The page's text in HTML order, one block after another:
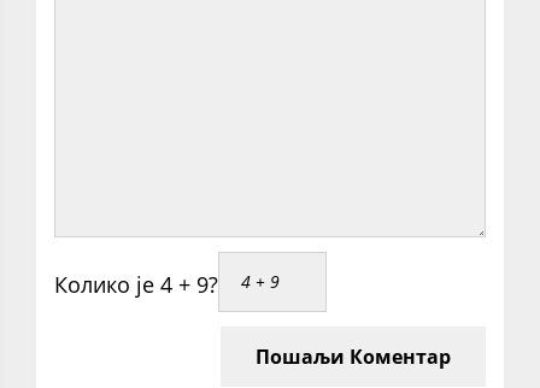
Колико је 4 + 9?
Пошаљи Коментар